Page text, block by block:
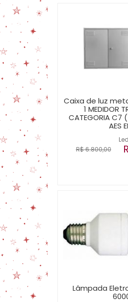
Led
Caixa de luz
1 MEDIDOR
CATEGORIA C7
AES
R$ 6.800,00
Lâmpada